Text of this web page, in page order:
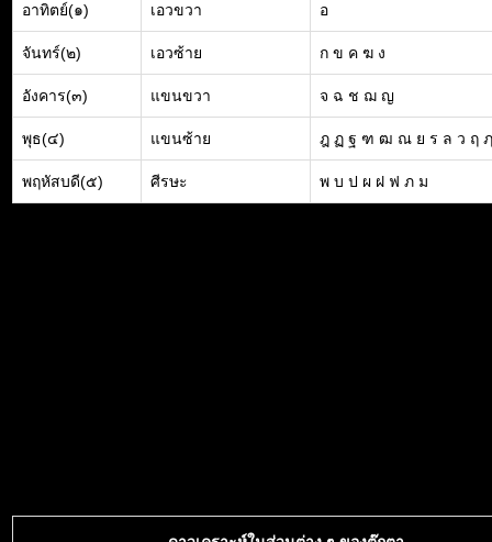
อาทิตย์(๑) เอวขวา อ
จันทร์(๒) เอวซ้าย ก ข ค ฆ ง
อังคาร(๓) แขนขวา จ ฉ ช ฌ ญ
พุธ(๔) แขนซ้าย ฎ ฏ ฐ ฑ ฒ ณ ย ร ล ว ฤ ฦ
พฤหัสบดี(๕) ศีรษะ พ บ ป ผ ฝ ฟ ภ ม